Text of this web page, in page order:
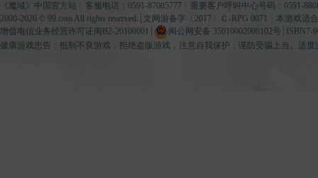
《 魔域 》中国官方站┊客服电话：0591-87085777┊重要客户呼叫中心号码：0591-
2000-2026 © 99.com All rights reserved.┊ 文网游备字〔2017〕Ｃ-RPG 0071
┊本游戏适
增值电信业务经营许可证闽B2-20100001 ┊ 闽公网安备 35010002000102号 ┊ISBN7-
健康游戏忠告：抵制不良游戏，拒绝盗版游戏，注意自我保护，谨防受骗上当。适